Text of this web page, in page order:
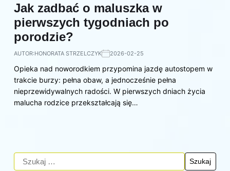
Jak zadbać o maluszka w
pierwszych tygodniach po
porodzie?
AUTOR:HONORATA STRZELCZYK 2026-02-25
Opieka nad noworodkiem przypomina jazdę autostopem w
trakcie burzy: pełna obaw, a jednocześnie pełna
nieprzewidywalnych radości. W pierwszych dniach życia
malucha rodzice przekształcają się…